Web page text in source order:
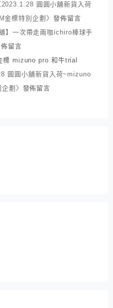
2023.1.28 圓圓小舖新貨入荷
金標特別企劃 〉發佈留言
】一次帶走兩咖ichiro棒球手
留言
標 mizuno pro 和牛trial
圓圓小舖新貨入荷~mizuno
劃 〉發佈留言